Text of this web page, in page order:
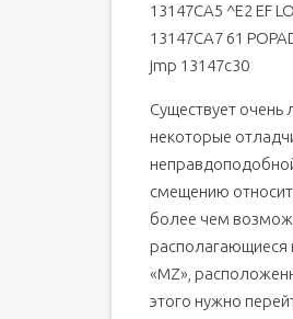
13147CA5 ^E2 EF
13147CA7 61
jmp 13147c30
Существует
некоторые
смещению
более чем
располагающиеся
«MZ»,
этого нужно